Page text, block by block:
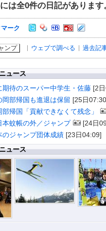
は全0件の日記があります
ーク
ンプ ウェブで調べる 過去記
ュース
期待のスーパー中学生・佐藤 [2
岡部帰国も進退は保留 [25日
帰国「貢献できなくて残念」
本蚊帳の外／ジャンプ
[24日
のジャンプ団体成績 [23日04:09]
ュース